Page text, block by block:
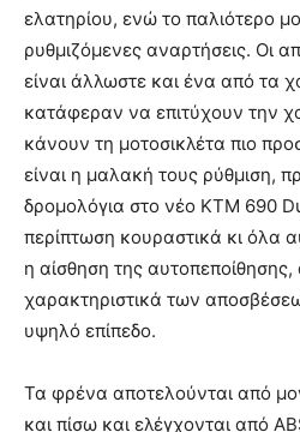
ελατηρίου, ενώ το παλιότερο
ρυθμιζόμενες αναρτήσεις. Οι
είναι άλλωστε και ένα από τα
κατάφεραν να επιτύχουν την
κάνουν τη μοτοσικλέτα πιο
είναι η μαλακή τους ρύθμιση,
δρομολόγια στο νέο KTM 690
περίπτωση κουραστικά κι όλα
η αίσθηση της αυτοπεποίθησης,
χαρακτηριστικά των
υψηλό επίπεδο.
Τα φρένα αποτελούνται από
και πίσω και ελέγχονται από